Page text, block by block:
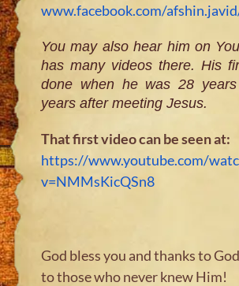
www.facebook.com/
You may also hear him on
has many videos there. His
done when he was 28
years after meeting Jesus.
That first video can be seen at:
https://www.youtube.com/
v=NMMsKicQSn8
God bless you and thanks to
to those who never knew Him!